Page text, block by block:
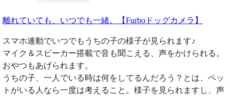
離れていても、いつでも一緒。【Furboドッグカメラ】
スマホ連動でいつでもうちの子の様子が見られます♪
マイク＆スピーカー搭載で音も聞こえる、声をかけられる。
おやつもあげられます。
うちの子、一人でいる時は何をしてるんだろう？とは、ペッ
トがいる人なら一度は考えること。様子を見られますし、声